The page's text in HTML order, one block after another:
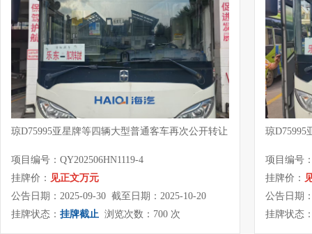
琼D75995亚星牌等四辆大型普通客车再次公开转让
项目编号：QY202506HN1119-4
挂牌价： 见正文万元
公告日期：2025-09-30 截至日期：2025-10-20
挂牌状态： 挂牌截止 浏览次数：700 次
琼D75995
项目编号
挂牌价：
公告日期
挂牌状态